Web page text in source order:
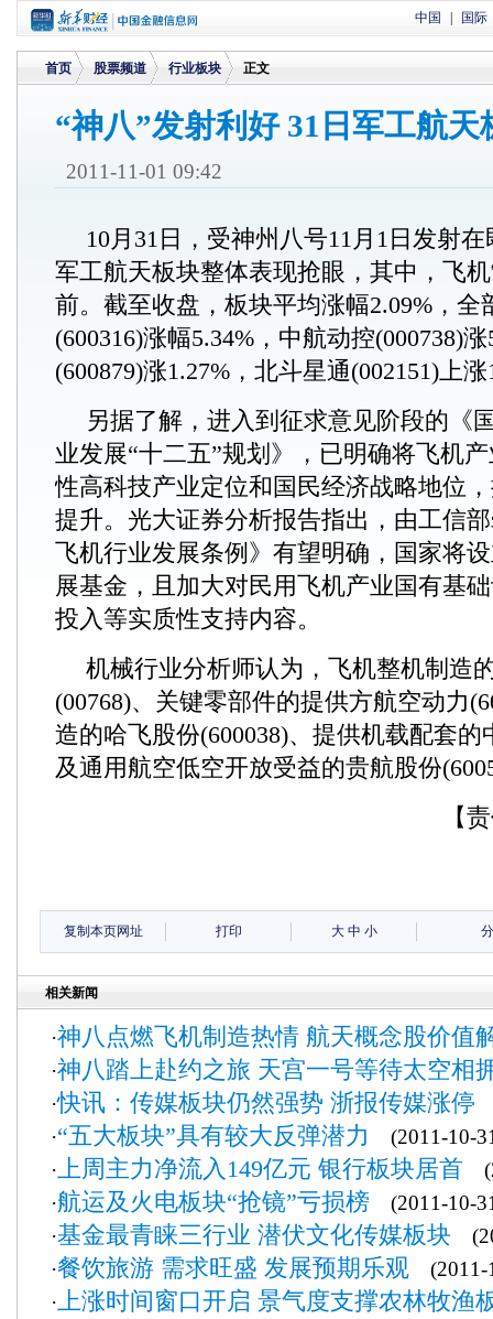
中国 国际
首页
>
股票频道
>
行业板块 正文
“神八”发射利好 31日军工航天
2011-11-01 09:42
10月31日，受神州八号11月1日发射
军工航天板块整体表现抢眼，其中，飞
前。截至收盘，板块平均涨幅2.09%，全
(600316)涨幅5.34%，中航动控(000738)
(600879)涨1.27%，北斗星通(002151)上
另据了解，进入到征求意见阶段的《
业发展“十二五”规划》，已明确将飞机
性高科技产业定位和国民经济战略地位
提升。光大证券分析报告指出，由工信
飞机行业发展条例》有望明确，国家将
展基金，且加大对民用飞机产业国有基
投入等实质性支持内容。
机械行业分析师认为，飞机整机制造
(00768)、关键零部件的提供方航空动力
造的哈飞股份(600038)、提供机载配套的
及通用航空低空开放受益的贵航股份
【
复制本页网址 打印 大 中 小
相关新闻
·神八点燃飞机制造热情 航天概念股价值
·神八踏上赴约之旅 天宫一号等待太空相
·快讯：传媒板块仍然强势 浙报传媒涨停
·“五大板块”具有较大反弹潜力
(2011-10-
·上周主力净流入149亿元 银行板块居首
·航运及火电板块“抢镜”亏损榜 (2011-10-
·基金最青睐三行业 潜伏文化传媒板块
·餐饮旅游 需求旺盛 发展预期乐观 (2011-
·上涨时间窗口开启 景气度支撑农林牧渔